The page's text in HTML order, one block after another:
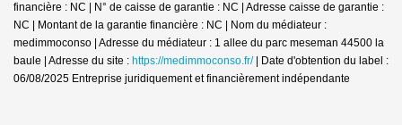
financière : NC | N° de caisse de garantie : NC | Adresse caisse de garantie :
NC | Montant de la garantie financière : NC | Nom du médiateur :
medimmoconso | Adresse du médiateur : 1 allee du parc meseman 44500 la
baule | Adresse du site : https://medimmoconso.fr/| Date d'obtention du label :
06/08/2025 Entreprise juridiquement et financièrement indépendante